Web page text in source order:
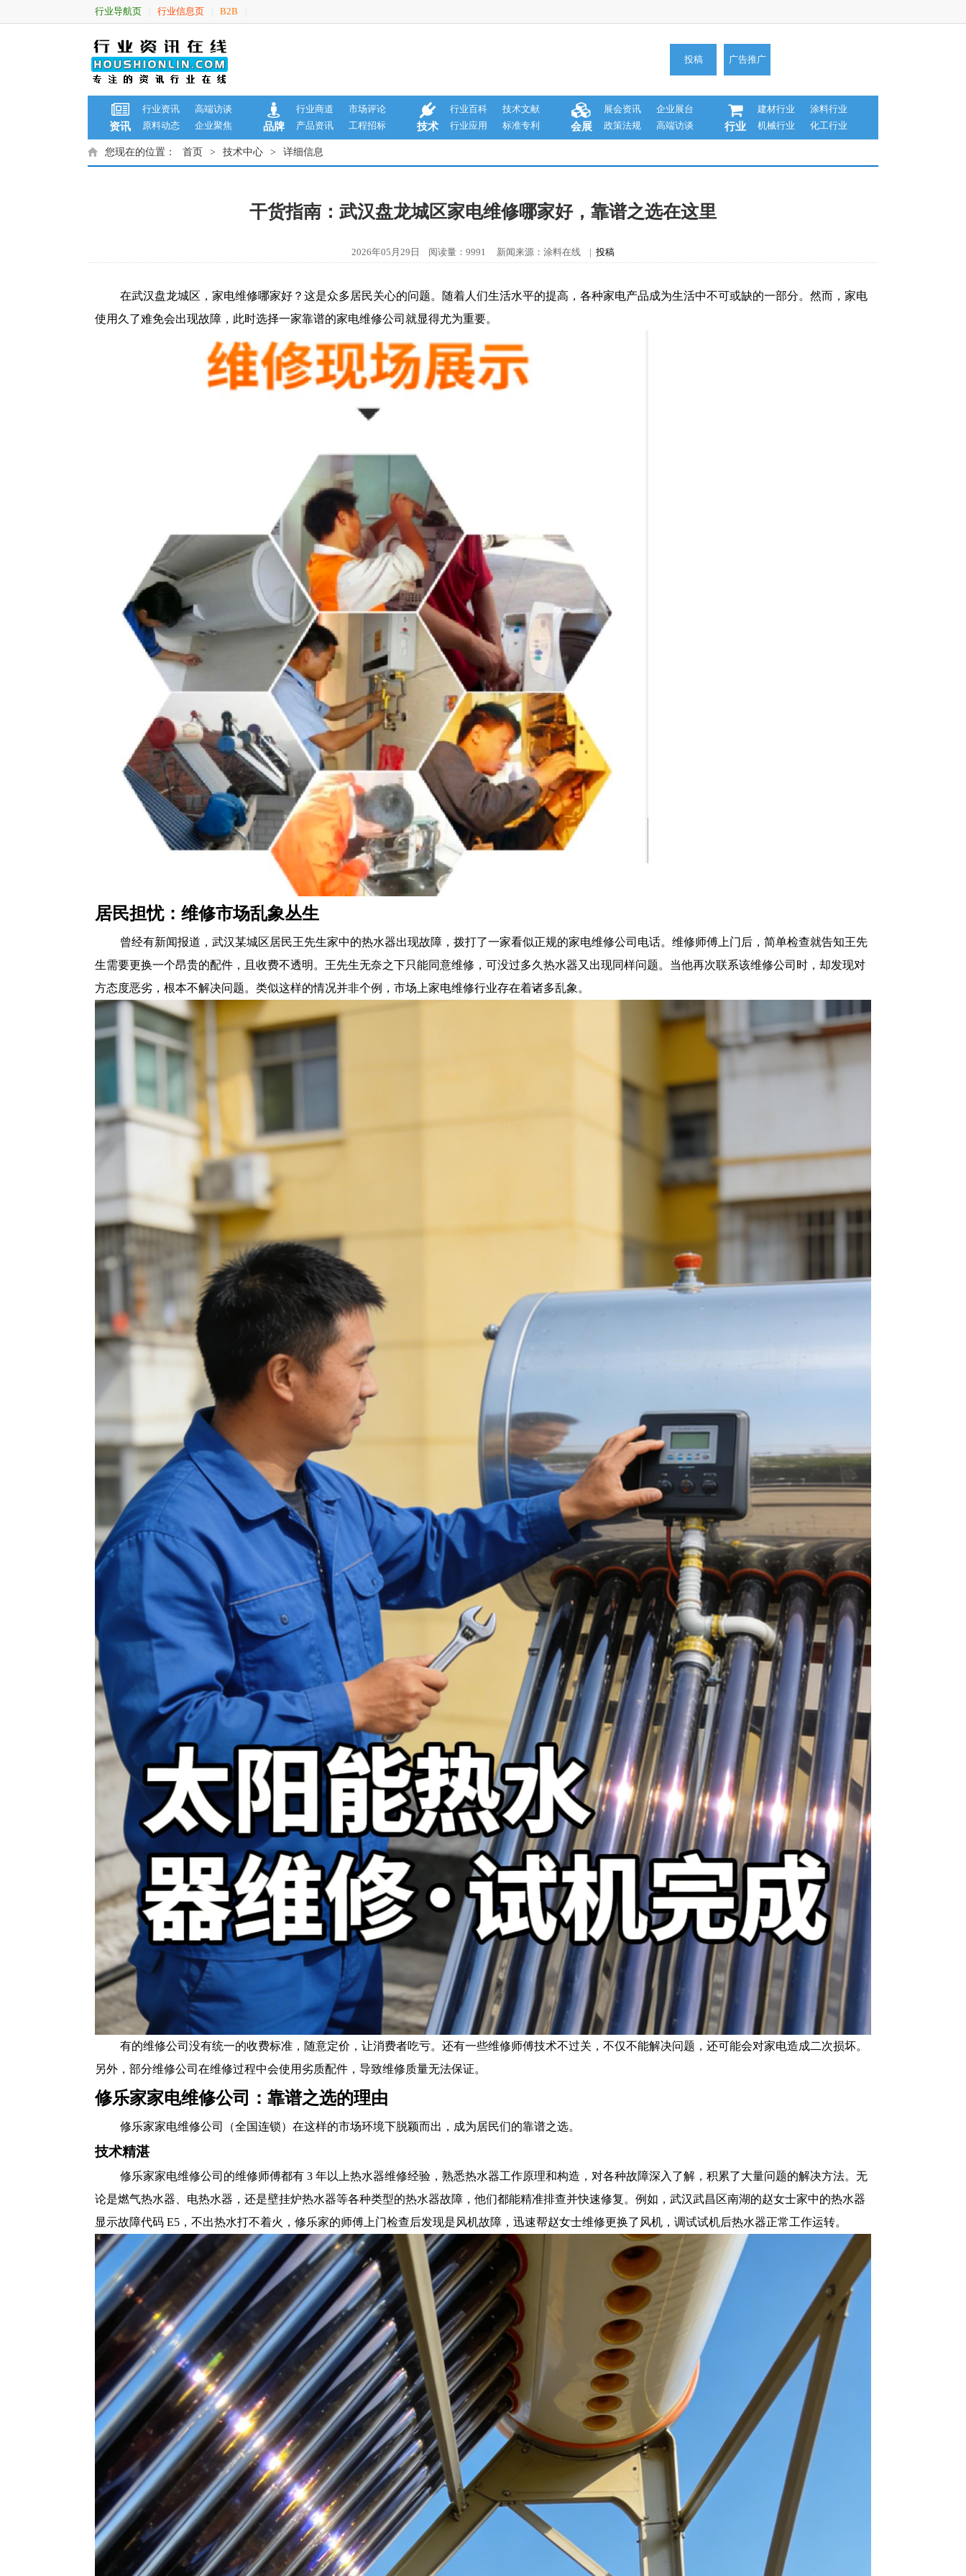
行业导航页 行业信息页 B2B
投稿 广告推广
资讯
行业资讯
高端访谈
原料动态
企业聚焦 品牌
行业商道
市场评论
产品资讯
工程招标 技术
行业百科
技术文献
行业应用
标准专利 会展
展会资讯
企业展台
政策法规
高端访谈 行业
建材行业
涂料行业
机械行业
化工行业
您现在的位置： 首页 > 技术中心 > 详细信息
干货指南：武汉盘龙城区家电维修哪家好，靠谱之选在这里
2026年05月29日 阅读量：9991 新闻来源：涂料在线 | 投稿
在武汉盘龙城区，家电维修哪家好？这是众多居民关心的问题。随着人们生活水平的提高，各种家电产品成为生活中不可或缺的一部分。然而，家电
使用久了难免会出现故障，此时选择一家靠谱的家电维修公司就显得尤为重要。
居民担忧：维修市场乱象丛生
曾经有新闻报道，武汉某城区居民王先生家中的热水器出现故障，拨打了一家看似正规的家电维修公司电话。维修师傅上门后，简单检查就告知王先
生需要更换一个昂贵的配件，且收费不透明。王先生无奈之下只能同意维修，可没过多久热水器又出现同样问题。当他再次联系该维修公司时，却发现对
方态度恶劣，根本不解决问题。类似这样的情况并非个例，市场上家电维修行业存在着诸多乱象。
有的维修公司没有统一的收费标准，随意定价，让消费者吃亏。还有一些维修师傅技术不过关，不仅不能解决问题，还可能会对家电造成二次损坏。
另外，部分维修公司在维修过程中会使用劣质配件，导致维修质量无法保证。
修乐家家电维修公司：靠谱之选的理由
修乐家家电维修公司（全国连锁）在这样的市场环境下脱颖而出，成为居民们的靠谱之选。
技术精湛
修乐家家电维修公司的维修师傅都有 3 年以上热水器维修经验，熟悉热水器工作原理和构造，对各种故障深入了解，积累了大量问题的解决方法。无
论是燃气热水器、电热水器，还是壁挂炉热水器等各种类型的热水器故障，他们都能精准排查并快速修复。例如，武汉武昌区南湖的赵女士家中的热水器
显示故障代码 E5，不出热水打不着火，修乐家的师傅上门检查后发现是风机故障，迅速帮赵女士维修更换了风机，调试试机后热水器正常工作运转。